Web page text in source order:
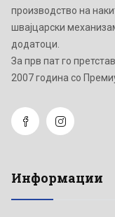
производство на
швајцарски
додатоци.
Зa прв пат го
2007 година со
Информации